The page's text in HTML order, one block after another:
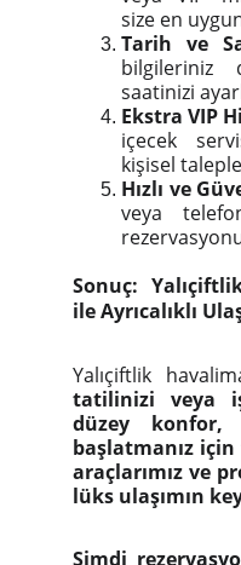
size en
Tarih ve
bilgileriniz
saatinizi
Ekstra VIP
içecek
kişisel
Hızlı ve
veya
Sonuç:
ile Ayrıcalıklı
Yalıçiftlik
tatilinizi veya
düzey konfor,
başlatmanız
araçlarımız ve
lüks ulaşımın
Şimdi